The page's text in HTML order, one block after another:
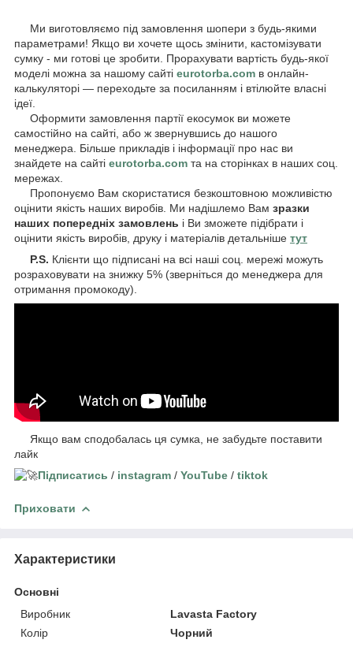
Ми виготовляємо під замовлення шопери з будь-якими
параметрами! Якщо ви хочете щось змінити, кастомізувати
сумку - ми готові це зробити. Прорахувати вартість будь-якої
моделі можна за нашому сайті eurotorba.com в онлайн-
калькуляторі — переходьте за посиланням і втілюйте власні
ідеї.
Оформити замовлення партії екосумок ви можете
самостійно на сайті, або ж звернувшись до нашого
менеджера. Більше прикладів і інформації про нас ви
знайдете на сайті eurotorba.com та на сторінках в наших соц.
мережах.
Пропонуємо Вам скористатися безкоштовною можливістю
оцінити якість наших виробів. Ми надішлемо Вам зразки
наших попередніх замовлень і Ви зможете підібрати і
оцінити якість виробів, друку і матеріалів детальніше тут
P.S. Клієнти що підписані на всі наші соц. мережі можуть
розраховувати на знижку 5% (зверніться до менеджера для
отримання промокоду).
Якщо вам сподобалась ця сумка, не забудьте поставити
лайк
Підписатись / instagram / YouTube / tiktok
Приховати
Характеристики
Основні
Виробник
Lavasta Factory
Колір
Чорний